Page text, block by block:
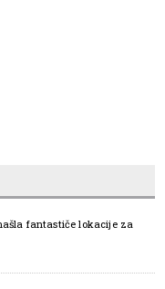
fantastiče lokacije za